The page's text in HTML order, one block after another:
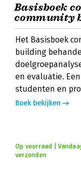
Basisboek
community
Het Basisboek
building
en evaluatie.
studenten en
Boek bekijken
Op voorraad |
verzonden